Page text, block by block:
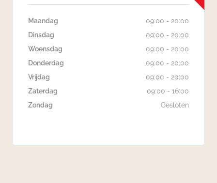
Maandag
09:00 - 20:00
Dinsdag
09:00 - 20:00
Woensdag
09:00 - 20:00
Donderdag
09:00 - 20:00
Vrijdag
09:00 - 20:00
Zaterdag
09:00 - 16:00
Zondag
Gesloten